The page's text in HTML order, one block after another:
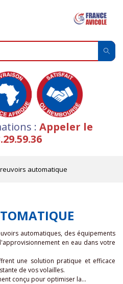
: Appeler le
automatique
automatiques, des équipements
en eau dans votre
une solution pratique et efficace
de vos volailles.
conçu pour optimiser la...